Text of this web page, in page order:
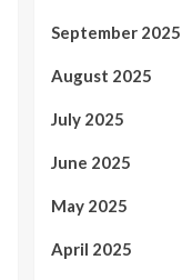
September 2025
August 2025
July 2025
June 2025
May 2025
April 2025